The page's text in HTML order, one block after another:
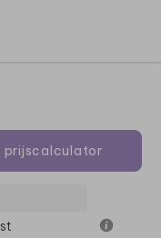
prijscalculator